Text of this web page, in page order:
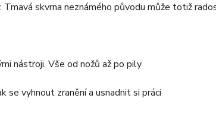
skvrna neznámého původu může totiž
nástroji. Vše od nožů až po pily
se vyhnout zranění a usnadnit si práci